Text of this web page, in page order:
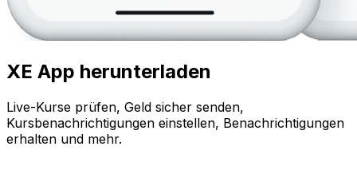
XE App herunterladen
Live-Kurse prüfen, Geld sicher senden,
Kursbenachrichtigungen einstellen, Benachrichtigungen
erhalten und mehr.